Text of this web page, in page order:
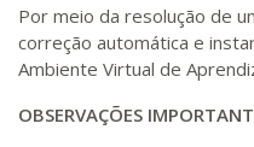
Por meio da resolução de
correção automática e
Ambiente Virtual de
OBSERVAÇÕES